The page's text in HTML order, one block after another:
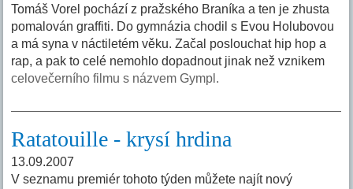
Tomáš Vorel pochází z pražského Braníka a ten je zhusta
pomalován graffiti. Do gymnázia chodil s Evou Holubovou
a má syna v náctiletém věku. Začal poslouchat hip hop a
rap, a pak to celé nemohlo dopadnout jinak než vznikem
celovečerního filmu s názvem Gympl.
Ratatouille - krysí hrdina
13.09.2007
V seznamu premiér tohoto týden můžete najít nový